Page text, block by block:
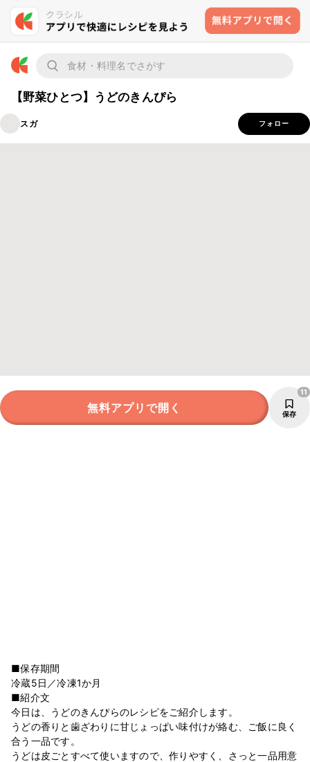
【野菜ひとつ】うどのきんぴら
スガ フォロー
無料アプリで開く 保存
11
■保存期間
冷蔵5日／冷凍1か月
■紹介文
今日は、うどのきんぴらのレシピをご紹介します。
うどの香りと歯ざわりに甘じょっぱい味付けが絡む、ご飯に良く
合う一品です。
うどは皮ごとすべて使いますので、作りやすく、さっと一品用意